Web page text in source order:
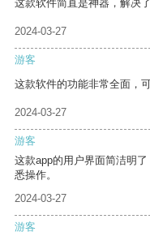
这款软件简直是神器，解决
2024-03-27
游客
这款软件的功能非常全面，
2024-03-27
游客
这款app的用户界面简洁明
悉操作。
2024-03-27
游客